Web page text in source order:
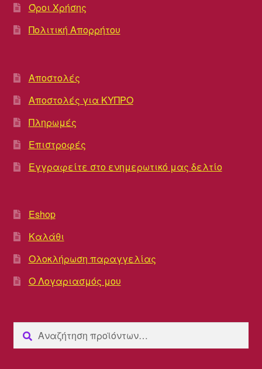
Όροι Χρήσης
Πολιτική Απορρήτου
Αποστολές
Αποστολές για ΚΥΠΡΟ
Πληρωμές
Επιστροφές
Εγγραφείτε στο ενημερωτικό μας δελτίο
Eshop
Καλάθι
Ολοκλήρωση παραγγελίας
Ο Λογαριασμός μου
Αναζήτηση
για:
Αναζήτηση